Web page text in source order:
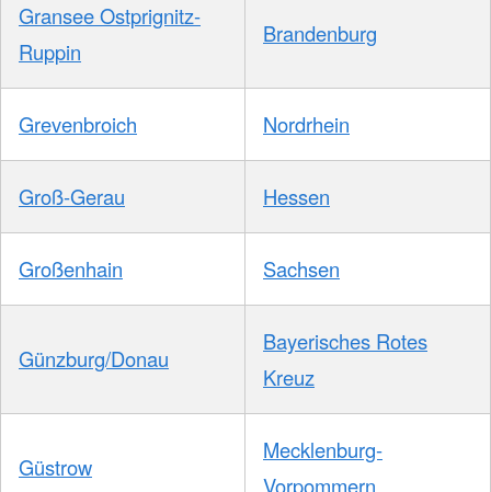
Gransee Ostprignitz-
Ruppin
Brandenburg
Grevenbroich Nordrhein
Groß-Gerau Hessen
Großenhain Sachsen
Günzburg/Donau
Bayerisches Rotes
Kreuz
Güstrow
Mecklenburg-
Vorpommern